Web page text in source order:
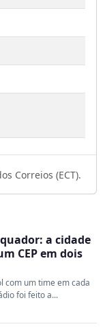
Correios (ECT).
a cidade
CEP em dois
com um time em cada
foi feito a...